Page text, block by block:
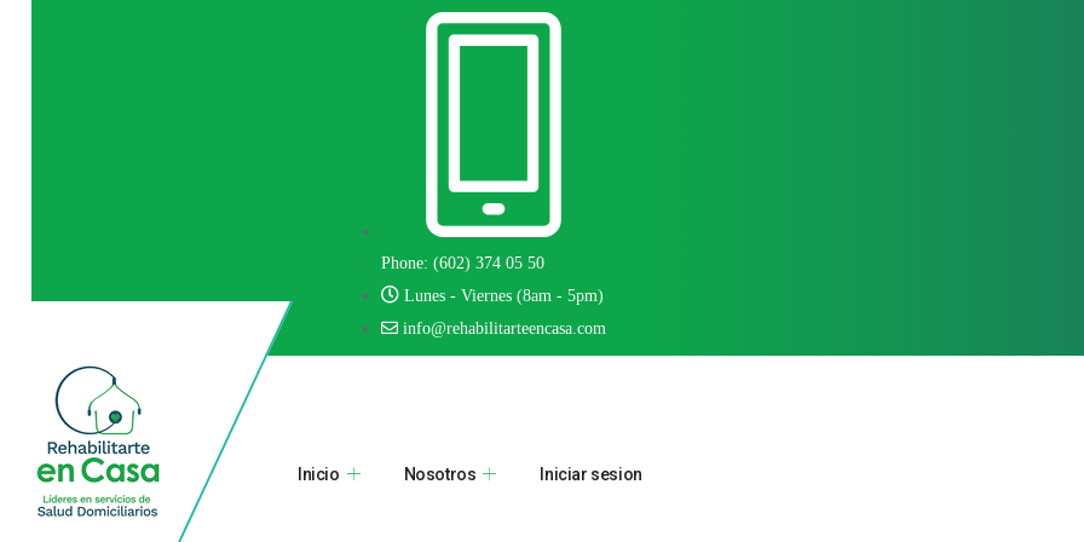
Phone: (602) 374 05 50
Lunes - Viernes (8am - 5pm)
info@rehabilitarteencasa.com
Inicio Nosotros Iniciar sesion